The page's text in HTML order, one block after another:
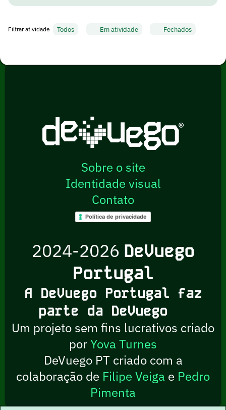
Filtrar atividade Todos Em atividade Fechados
Sobre o site
Identidade visual
Contato
Política de privacidade
2024-2026 DeVuego
Portugal
A DeVuego Portugal faz
parte da DeVuego
Um projeto sem fins lucrativos criado
porYova Turnes
DeVuego PT criado com a
colaboração de Filipe Veiga e Pedro
Pimenta